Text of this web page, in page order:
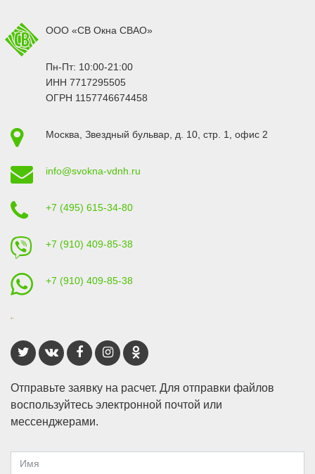
ООО «СВ Окна СВАО»
Пн-Пт: 10:00-21:00
ИНН 7717295505
ОГРН 1157746674458
Москва Звездный бульвар, д. 10, стр. 1 , офис 2
info@svokna-vdnh.ru
+7 (495) 615-34-80
+7 (910) 409-85-38
+7 (910) 409-85-38
Отправьте заявку на расчет. Для отправки файлов
воспользуйтесь электронной почтой или
мессенджерами.